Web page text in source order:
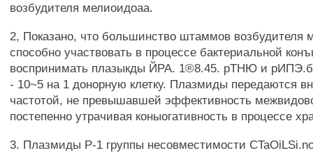
возбудителя мелиоидоаа.
2, Показано, что большинство штаммов возбудителя
способно участвовать в процессе бактериальной
воспринимать плазыкды ЙРА. 1®8.45. рТНЮ и рИПЭ.б
- 10~5 на 1 донорную клетку. Плазмиды передаются
частотой, не превышавшей эффективность
постепенно утрачивая коныогативность в процессе
3. Плазмиды Р-1 группы несовместимости